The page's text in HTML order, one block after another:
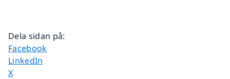
Dela sidan på:
Dela sidan på
Facebook
Dela sidan på
LinkedIn
Dela sidan på
X